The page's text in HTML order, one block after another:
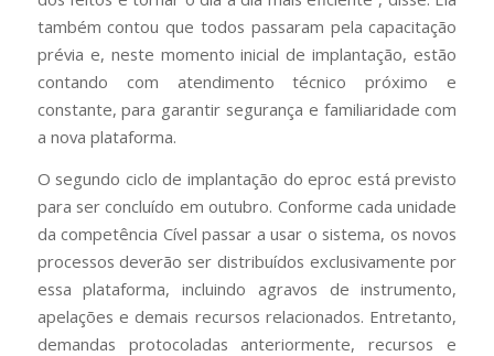
também contou que todos passaram pela capacitação
prévia e, neste momento inicial de implantação, estão
contando com atendimento técnico próximo e
constante, para garantir segurança e familiaridade com
a nova plataforma.
O segundo ciclo de implantação do eproc está previsto
para ser concluído em outubro. Conforme cada unidade
da competência Cível passar a usar o sistema, os novos
processos deverão ser distribuídos exclusivamente por
essa plataforma, incluindo agravos de instrumento,
apelações e demais recursos relacionados. Entretanto,
demandas protocoladas anteriormente, recursos e